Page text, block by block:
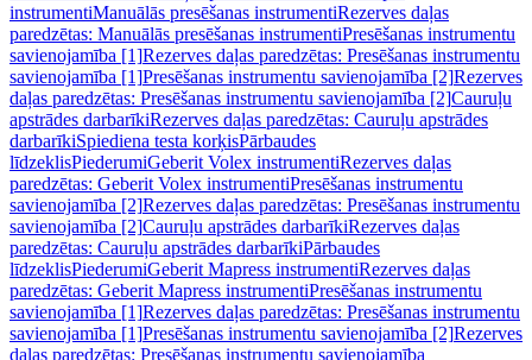
instrumentiManuālās presēšanas instrumentiRezerves daļas
paredzētas: Manuālās presēšanas instrumentiPresēšanas instrumentu
savienojamība [1]Rezerves daļas paredzētas: Presēšanas instrumentu
savienojamība [1]Presēšanas instrumentu savienojamība [2]Rezerves
daļas paredzētas: Presēšanas instrumentu savienojamība [2]Cauruļu
apstrādes darbarīkiRezerves daļas paredzētas: Cauruļu apstrādes
darbarīkiSpiediena testa korķisPārbaudes
līdzeklisPiederumiGeberit Volex instrumentiRezerves daļas
paredzētas: Geberit Volex instrumentiPresēšanas instrumentu
savienojamība [2]Rezerves daļas paredzētas: Presēšanas instrumentu
savienojamība [2]Cauruļu apstrādes darbarīkiRezerves daļas
paredzētas: Cauruļu apstrādes darbarīkiPārbaudes
līdzeklisPiederumiGeberit Mapress instrumentiRezerves daļas
paredzētas: Geberit Mapress instrumentiPresēšanas instrumentu
savienojamība [1]Rezerves daļas paredzētas: Presēšanas instrumentu
savienojamība [1]Presēšanas instrumentu savienojamība [2]Rezerves
daļas paredzētas: Presēšanas instrumentu savienojamība